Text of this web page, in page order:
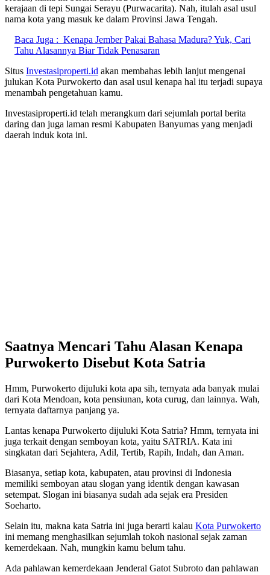
kerajaan di tepi Sungai Serayu (Purwacarita). Nah, itulah asal usul
nama kota yang masuk ke dalam Provinsi Jawa Tengah.
Baca Juga : Kenapa Jember Pakai Bahasa Madura? Yuk, Cari
Tahu Alasannya Biar Tidak Penasaran
Situs Investasiproperti.id akan membahas lebih lanjut mengenai
julukan Kota Purwokerto dan asal usul kenapa hal itu terjadi supaya
menambah pengetahuan kamu.
Investasiproperti.id telah merangkum dari sejumlah portal berita
daring dan juga laman resmi Kabupaten Banyumas yang menjadi
daerah induk kota ini.
Saatnya Mencari Tahu Alasan Kenapa
Purwokerto Disebut Kota Satria
Hmm, Purwokerto dijuluki kota apa sih, ternyata ada banyak mulai
dari Kota Mendoan, kota pensiunan, kota curug, dan lainnya. Wah,
ternyata daftarnya panjang ya.
Lantas kenapa Purwokerto dijuluki Kota Satria? Hmm, ternyata ini
juga terkait dengan semboyan kota, yaitu SATRIA. Kata ini
singkatan dari Sejahtera, Adil, Tertib, Rapih, Indah, dan Aman.
Biasanya, setiap kota, kabupaten, atau provinsi di Indonesia
memiliki semboyan atau slogan yang identik dengan kawasan
setempat. Slogan ini biasanya sudah ada sejak era Presiden
Soeharto.
Selain itu, makna kata Satria ini juga berarti kalau Kota Purwokerto
ini memang menghasilkan sejumlah tokoh nasional sejak zaman
kemerdekaan. Nah, mungkin kamu belum tahu.
Ada pahlawan kemerdekaan Jenderal Gatot Subroto dan pahlawan